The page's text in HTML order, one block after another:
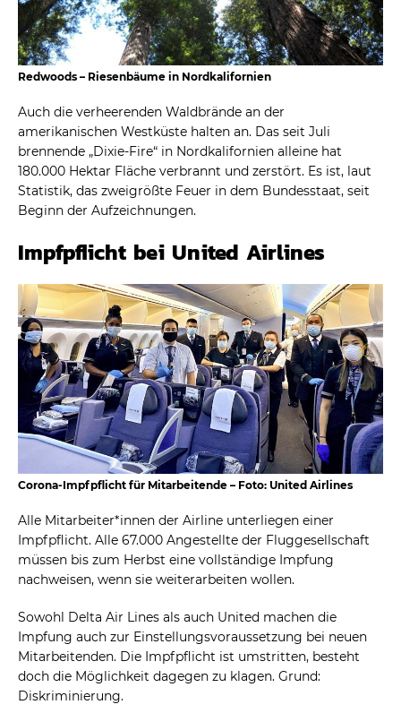
Redwoods – Riesenbäume in Nordkalifornien
Auch die verheerenden Waldbrände an der
amerikanischen Westküste halten an. Das seit Juli
brennende „Dixie-Fire“ in Nordkalifornien alleine hat
180.000 Hektar Fläche verbrannt und zerstört. Es ist, laut
Statistik, das zweigrößte Feuer in dem Bundesstaat, seit
Beginn der Aufzeichnungen.
Impfpflicht bei United Airlines
Corona-Impfpflicht für Mitarbeitende – Foto: United Airlines
Alle Mitarbeiter*innen der Airline unterliegen einer
Impfpflicht. Alle 67.000 Angestellte der Fluggesellschaft
müssen bis zum Herbst eine vollständige Impfung
nachweisen, wenn sie weiterarbeiten wollen.
Sowohl Delta Air Lines als auch United machen die
Impfung auch zur Einstellungsvoraussetzung bei neuen
Mitarbeitenden. Die Impfpflicht ist umstritten, besteht
doch die Möglichkeit dagegen zu klagen. Grund:
Diskriminierung.